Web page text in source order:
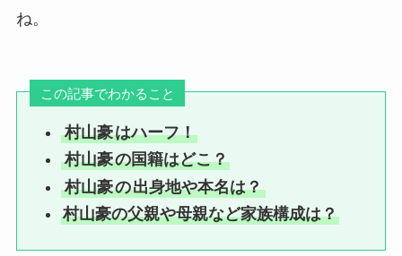
ね。
この記事でわかること
村山豪はハーフ！
村山豪の国籍はどこ？
村山豪の出身地や本名は？
村山豪の父親や母親など家族構成は？